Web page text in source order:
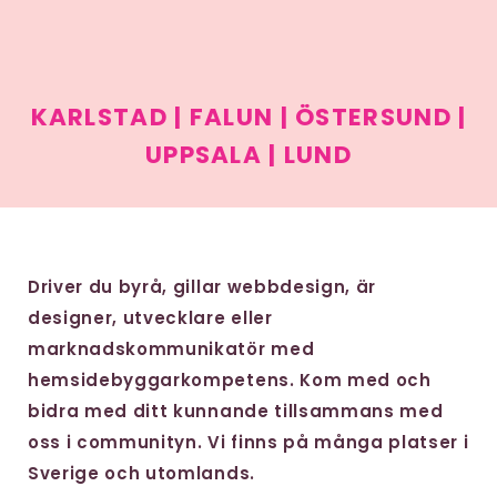
KARLSTAD | FALUN | ÖSTERSUND |
UPPSALA | LUND
Driver du byrå, gillar webbdesign, är
designer, utvecklare eller
marknadskommunikatör med
hemsidebyggarkompetens. Kom med och
bidra med ditt kunnande tillsammans med
oss i communityn. Vi finns på många platser i
Sverige och utomlands.